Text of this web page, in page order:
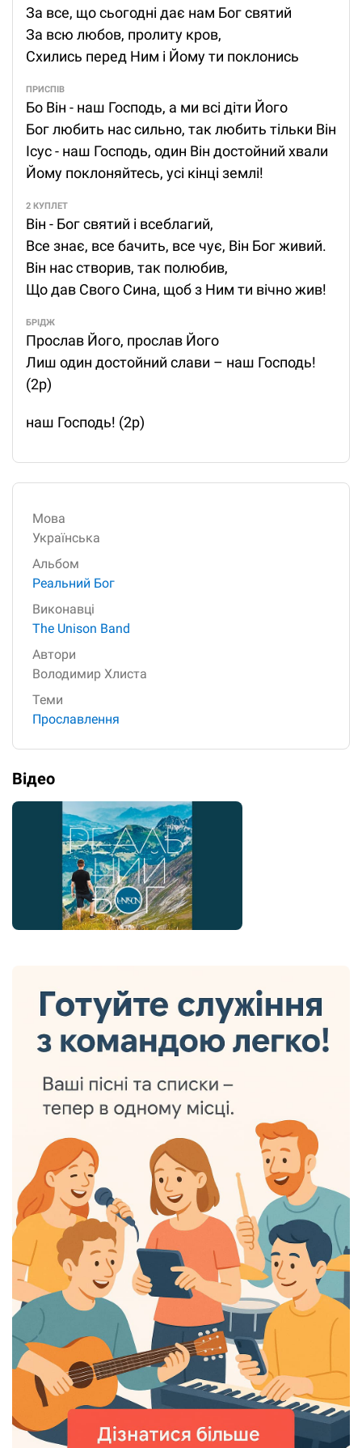
За все, що сьогодні дає нам Бог святий
За всю любов, пролиту кров,
Схились перед Ним і Йому ти поклонись
ПРИСПІВ
Бо Він - наш Господь, а ми всі діти Його
Бог любить нас сильно, так любить тільки Він
Ісус - наш Господь, один Він достойний хвали
Йому поклоняйтесь, усі кінці землі!
2 КУПЛЕТ
Він - Бог святий і всеблагий,
Все знає, все бачить, все чує, Він Бог живий.
Він нас створив, так полюбив,
Що дав Свого Сина, щоб з Ним ти вічно жив!
БРІДЖ
Прослав Його, прослав Його
Лиш один достойний слави – наш Господь!
(2р)
наш Господь! (2р)
Мова
Українська
Альбом
Реальний Бог
Виконавці
The Unison Band
Автори
Володимир Хлиста
Теми
Прославлення
Відео